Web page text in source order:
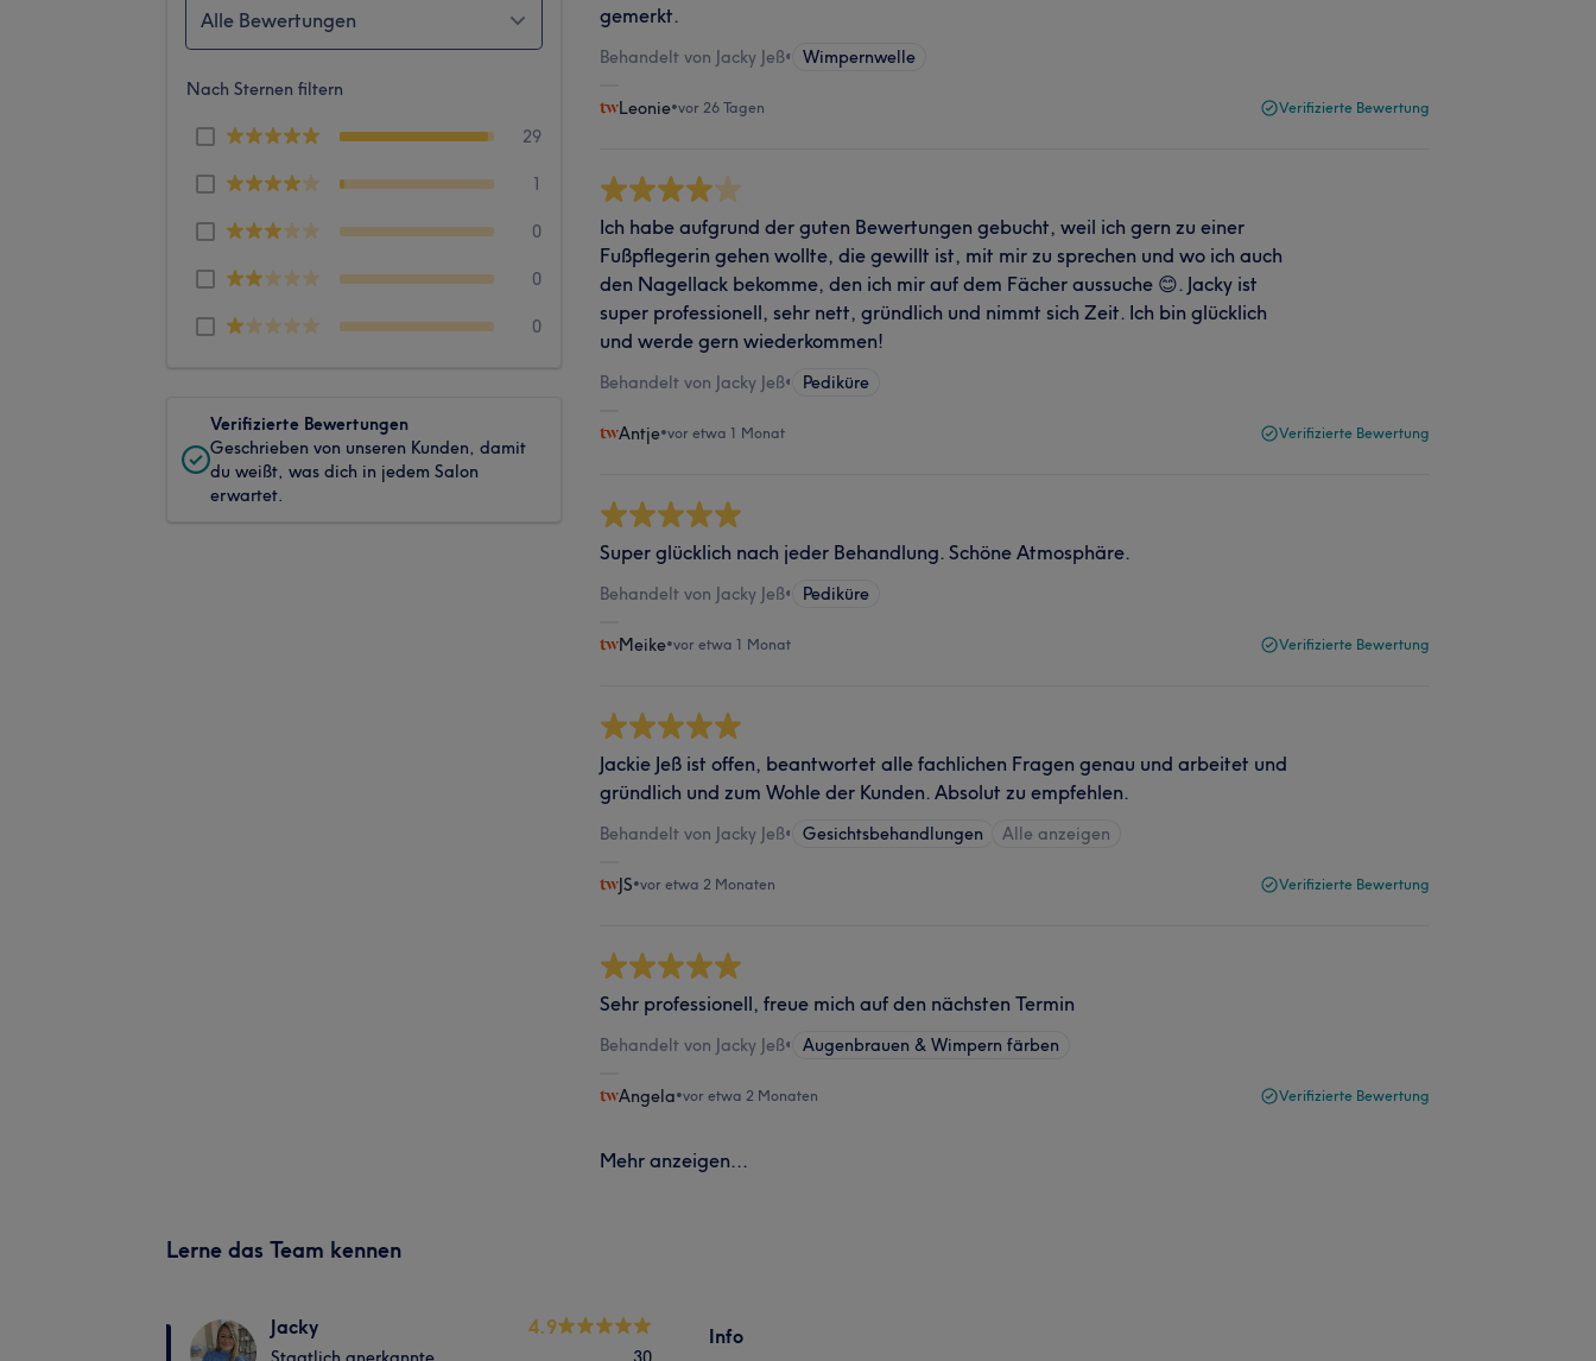
Alle Bewertungen
Nach Sternen filtern
29
1
0
0
0
Verifizierte Bewertungen
Geschrieben von unseren Kunden, damit
du weißt, was dich in jedem Salon
erwartet.
gemerkt.
Behandelt von Jacky Jeß• Wimpernwelle
Leonie•vor 26 Tagen Verifizierte Bewertung
Ich habe aufgrund der guten Bewertungen gebucht, weil ich gern zu einer
Fußpflegerin gehen wollte, die gewillt ist, mit mir zu sprechen und wo ich auch
den Nagellack bekomme, den ich mir auf dem Fächer aussuche 😊. Jacky ist
super professionell, sehr nett, gründlich und nimmt sich Zeit. Ich bin glücklich
und werde gern wiederkommen!
Behandelt von Jacky Jeß• Pediküre
Antje•vor etwa 1 Monat Verifizierte Bewertung
Super glücklich nach jeder Behandlung. Schöne Atmosphäre.
Behandelt von Jacky Jeß• Pediküre
Meike•vor etwa 1 Monat Verifizierte Bewertung
Jackie Jeß ist offen, beantwortet alle fachlichen Fragen genau und arbeitet und
gründlich und zum Wohle der Kunden. Absolut zu empfehlen.
Behandelt von Jacky Jeß• Gesichtsbehandlungen Alle anzeigen
JS•vor etwa 2 Monaten Verifizierte Bewertung
Sehr professionell, freue mich auf den nächsten Termin
Behandelt von Jacky Jeß• Augenbrauen & Wimpern färben
Angela•vor etwa 2 Monaten Verifizierte Bewertung
Mehr anzeigen...
Lerne das Team kennen
Jacky 4.9 Info